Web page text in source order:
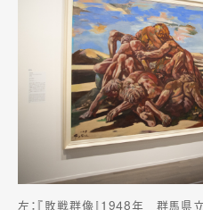
左：『敗戦群像』1948年 群馬県